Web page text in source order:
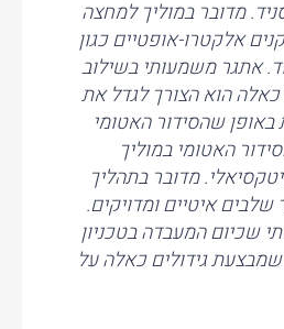
מדובר במוליך למחצה
אלקטרו-אופטיים כגון
אתגר משמעותי בשילוב
הוא הצורך לגדל את
שהסידור האטומי
האטומי במוליך
מדובר בתהליך
איטיים ומדויקים.
שכיום המעבדה בטכניון
גידולים כאלה על